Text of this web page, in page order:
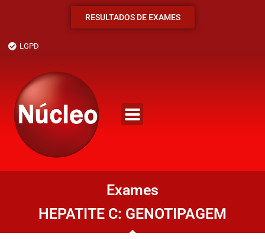
RESULTADOS DE EXAMES
LGPD
Exames
HEPATITE C: GENOTIPAGEM